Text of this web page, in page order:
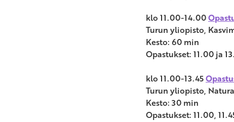
klo 11.00-14.00
Turun yliopisto,
Kesto: 60 min
Opastukset: 11.00 ja
klo 11.00-13.45
Turun yliopisto,
Kesto: 30 min
Opastukset: 11.00,